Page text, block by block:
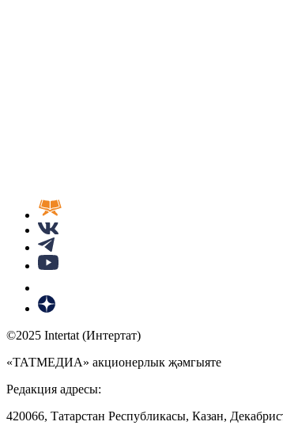
©2025 Intertat (Интертат)
«ТАТМЕДИА» акционерлык җәмгыяте
Редакция адресы:
420066, Татарстан Республикасы, Казан,